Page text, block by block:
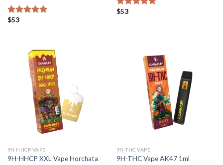
Bewertet mit
$53
Bewertet mit
$53
9H HHCP VAPE
9H-HHCP XXL Vape Horchata
9H-THC VAPE
9H-THC Vape AK47 1ml